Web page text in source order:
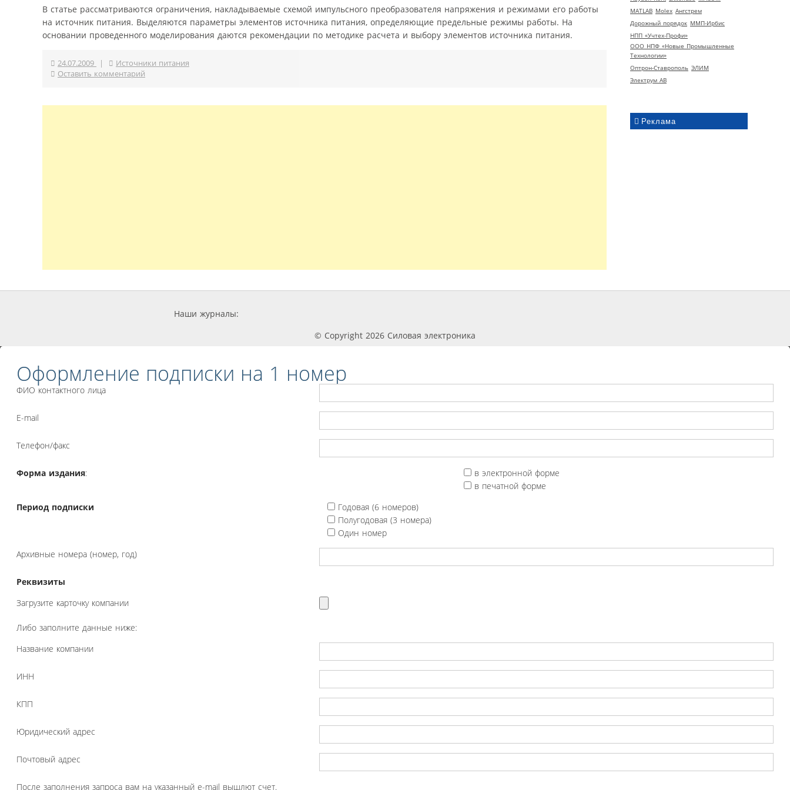
MATLAB Molex Ангстрем
Дорожный порядок ММП-Ирбис
НПП «Учтех-Профи»
ООО НПФ «Новые Промышленные
Технологии»
Оптрон-Ставрополь ЭЛИМ
Электрум АВ
Реклама
В статье рассматриваются ограничения, накладываемые схемой импульсного преобразователя напряжения и режимами его работы
на источник питания. Выделяются параметры элементов источника питания, определяющие предельные режимы работы. На
основании проведенного моделирования даются рекомендации по методике расчета и выбору элементов источника питания.
24.07.2009 |
Источники питания
Оставить комментарий
Наши журналы:
© Copyright 2026 Силовая электроника
Оформление подписки на 1 номер
ФИО контактного лица
E-mail
Телефон/факс
Форма издания:
в электронной форме
в печатной форме
Период подписки
Годовая (6 номеров)
Полугодовая (3 номера)
Один номер
Архивные номера (номер, год)
Реквизиты
Загрузите карточку компании
Либо заполните данные ниже:
Название компании
ИНН
КПП
Юридический адрес
Почтовый адрес
После заполнения запроса вам на указанный e-mail вышлют счет.